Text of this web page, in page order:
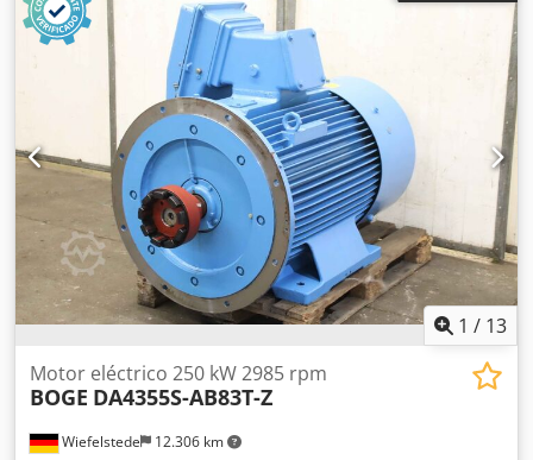
Tipo 644.0044.01 -Presión final: máx. 14 bar Dcjdpeppdh
Dsfx Airek -Círculo de agujeros: Ø 295 x 22 mm -
Dimensiones: 415/340/H440 mm -Peso: 25 kg
1 / 13
Wiefelstede 12.306 km
Motor eléctrico 250 kW 2985 rpm
BOGE DA4355S-AB83T-Z